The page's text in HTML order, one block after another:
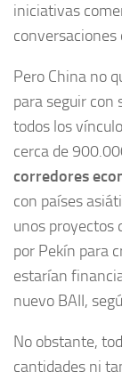
iniciativas
Pero China no
para seguir con
todos los
cerca de
corredores
con países
unos proyectos
por Pekín para
estarían
nuevo BAII,
No obstante,
cantidades ni